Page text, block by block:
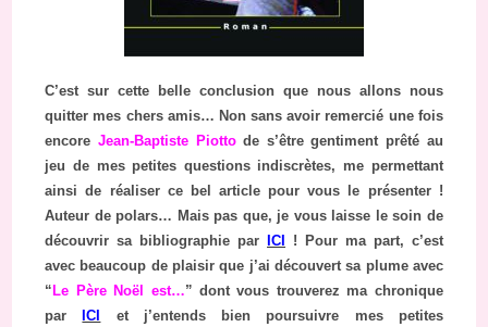
C’est sur cette belle conclusion que nous allons nous
quitter mes chers amis… Non sans avoir remercié une fois
encore Jean-Baptiste Piottode s’être gentiment prêté au
jeu de mes petites questions indiscrètes, me permettant
ainsi de réaliser ce bel article pour vous le présenter !
Auteur de polars… Mais pas que, je vous laisse le soin de
découvrir sa bibliographie par
ICI
! Pour ma part, c’est
avec beaucoup de plaisir que j’ai découvert sa plume avec
“ Le Père Noël est…” dont vous trouverez ma chronique
par
ICI et j’entends bien poursuivre mes petites